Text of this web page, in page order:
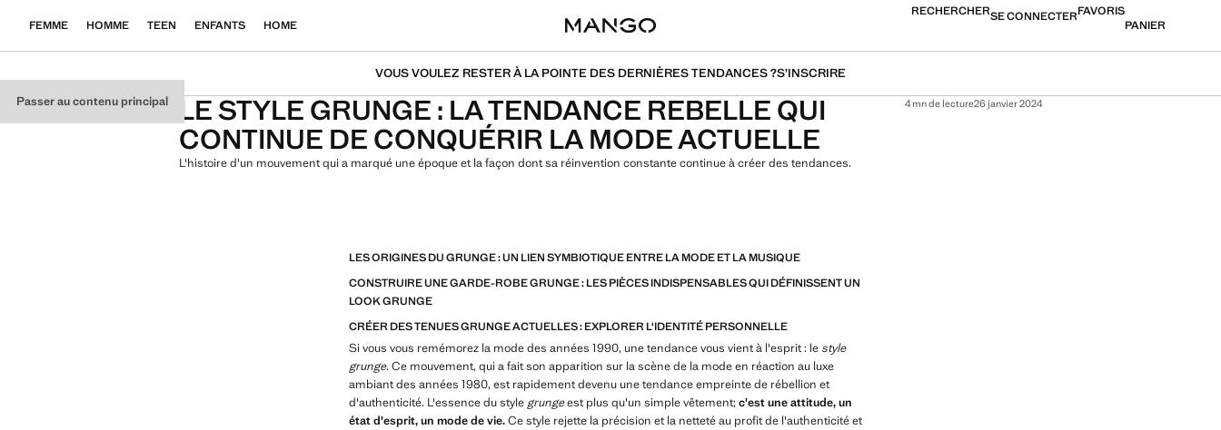
Passer au contenu principal
FEMME HOMME TEEN ENFANTS HOME
RECHERCHERSE CONNECTERFAVORIS
PANIER
VOUS VOULEZ RESTER À LA POINTE DES DERNIÈRES TENDANCES ?S’INSCRIRE
LE STYLE GRUNGE : LA TENDANCE REBELLE QUI
CONTINUE DE CONQUÉRIR LA MODE ACTUELLE
L'histoire d'un mouvement qui a marqué une époque et la façon dont sa réinvention constante continue à créer des tendances.
4 mn de lecture26 janvier 2024
LES ORIGINES DU GRUNGE : UN LIEN SYMBIOTIQUE ENTRE LA MODE ET LA MUSIQUE
CONSTRUIRE UNE GARDE-ROBE GRUNGE : LES PIÈCES INDISPENSABLES QUI DÉFINISSENT UN
LOOK GRUNGE
CRÉER DES TENUES GRUNGE ACTUELLES : EXPLORER L'IDENTITÉ PERSONNELLE
Si vous vous remémorez la mode des années 1990, une tendance vous vient à l'esprit : le style
grunge. Ce mouvement, qui a fait son apparition sur la scène de la mode en réaction au luxe
ambiant des années 1980, est rapidement devenu une tendance empreinte de rébellion et
d'authenticité. L'essence du style grungeest plus qu'un simple vêtement; c'est une attitude, un
état d'esprit, un mode de vie.Ce style rejette la précision et la netteté au profit de l'authenticité et